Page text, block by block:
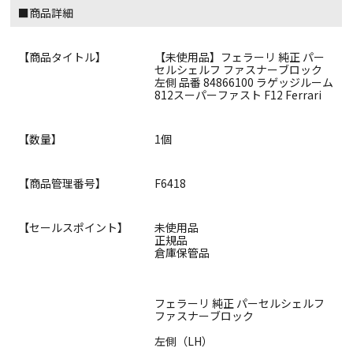
■商品詳細
【商品タイトル】
【未使用品】フェラーリ 純正 パー
セルシェルフ ファスナーブロック
左側 品番 84866100 ラゲッジルーム
812スーパーファスト F12 Ferrari
【数量】 1個
【商品管理番号】 F6418
【セールスポイント】
未使用品
正規品
倉庫保管品
フェラーリ 純正 パーセルシェルフ
ファスナーブロック
左側（LH）